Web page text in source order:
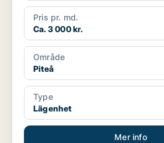
Pris pr. md.
Ca. 3 000 kr.
Område
Piteå
Type
Lägenhet
Mer info